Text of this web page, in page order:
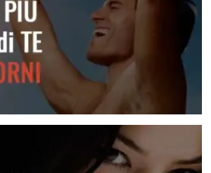
di messaggi per le varie situazioni
Ai Messaggi? Come Risolvere
più sicuro di te